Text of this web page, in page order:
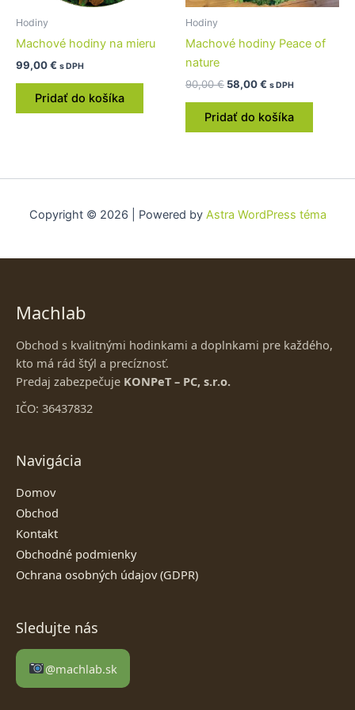
Hodiny
Machové hodiny na mieru
99,00€ s DPH
Pridať do košíka
Hodiny
Machové hodiny Peace of
nature
90,00€ 58,00€ s DPH
Pridať do košíka
Copyright © 2026 | Powered by Astra WordPress téma
Machlab
Obchod s kvalitnými hodinkami a doplnkami pre každého,
kto má rád štýl a precíznosť.
Predaj zabezpečuje KONPeT – PC, s.r.o.
IČO: 36437832
Navigácia
Domov
Obchod
Kontakt
Obchodné podmienky
Ochrana osobných údajov (GDPR)
Sledujte nás
@machlab.sk